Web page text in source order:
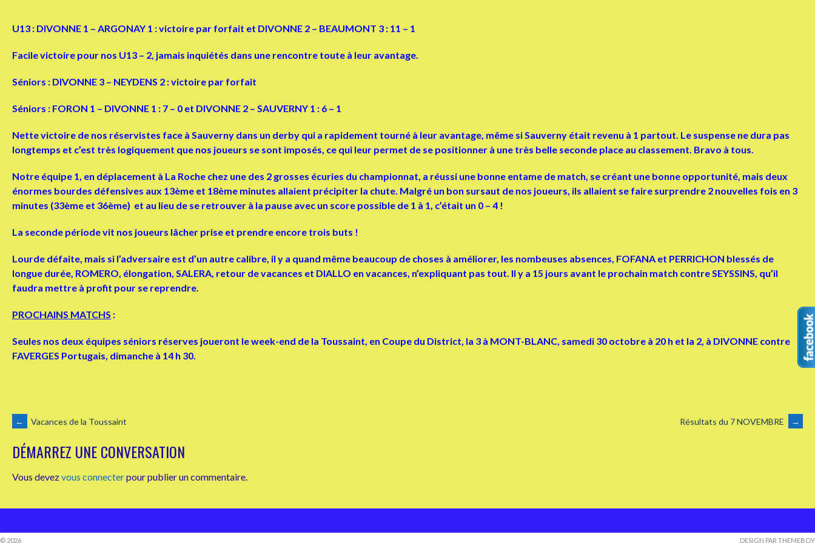
U1 3 : DIVONNE 1 – ARGONAY 1 : victoire par forfait et DIVONNE 2 – BEAUMONT 3 : 11 – 1
Facile victoire pour nos U13 – 2, jamais inquiétés dans une rencontre toute à leur avantage.
Séniors : DIVONNE 3 – NEYDENS 2 : victoire par forfait
Séniors : FORON 1 – DIVONNE 1 : 7 – 0 et DIVONNE 2 – SAUVERNY 1 : 6 – 1
Nette victoire de nos réservistes face à Sauverny dans un derby qui a rapidement tourné à leur avantage, même si Sauverny était revenu à 1 partout. Le suspense ne dura pas
longtemps et c’est très logiquement que nos joueurs se sont imposés, ce qui leur permet de se positionner à une très belle seconde place au classement. Bravo à tous.
Notre équipe 1, en déplacement à La Roche chez une des 2 grosses écuries du championnat, a réussi une bonne entame de match, se créant une bonne opportunité, mais deux
énormes bourdes défensives aux 13ème et 18ème minutes allaient précipiter la chute. Malgré un bon sursaut de nos joueurs, ils allaient se faire surprendre 2 nouvelles fois en 3
minutes (33ème et 36ème) et au lieu de se retrouver à la pause avec un score possible de 1 à 1, c’était un 0 – 4 !
La seconde période vit nos joueurs lâcher prise et prendre encore trois buts !
Lourde défaite, mais si l’adversaire est d’un autre calibre, il y a quand même beaucoup de choses à améliorer, les nombeuses absences, FOFANA et PERRICHON blessés de
longue durée, ROMERO, élongation, SALERA, retour de vacances et DIALLO en vacances, n’expliquant pas tout. Il y a 15 jours avant le prochain match contre SEYSSINS, qu’il
faudra mettre à profit pour se reprendre.
PROCHAINS MATCHS :
Seules nos deux équipes séniors réserves joueront le week-end de la Toussaint, en Coupe du District, la 3 à MONT-BLANC, samedi 30 octobre à 20 h et la 2, à DIVONNE contre
FAVERGES Portugais, dimanche à 14 h 30.
NAVIGATION
DES
← Vacances de la Toussaint Résultats du 7 NOVEMBRE →
DÉMARREZ UNE CONVERSATION
Vous devezvous connecterpour publier un commentaire.
© 2026 DESIGN PAR THEMEBOY